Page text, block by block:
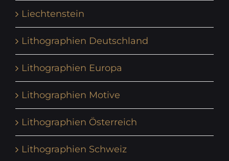
Liechtenstein
Lithographien Deutschland
Lithographien Europa
Lithographien Motive
Lithographien Österreich
Lithographien Schweiz